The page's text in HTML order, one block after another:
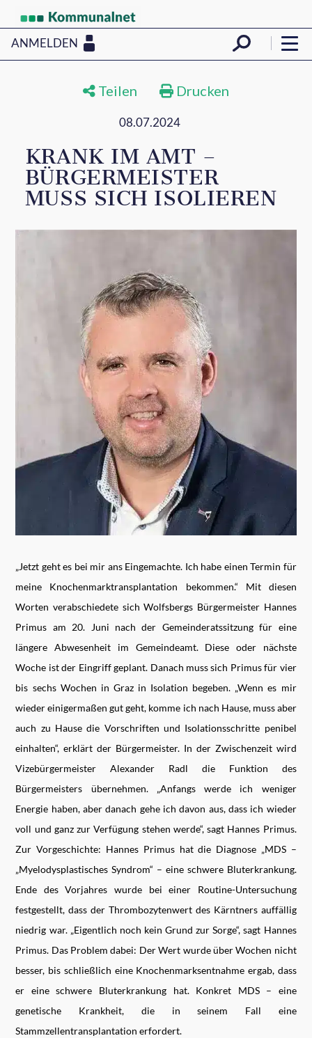
ANMELDEN
Teilen Drucken
08.07.2024
KRANK IM AMT –
BÜRGERMEISTER
MUSS SICH ISOLIEREN
„Jetzt geht es bei mir ans Eingemachte. Ich habe einen Termin für
meine Knochenmarktransplantation bekommen.“ Mit diesen
Worten verabschiedete sich Wolfsbergs Bürgermeister Hannes
Primus am 20. Juni nach der Gemeinderatssitzung für eine
längere Abwesenheit im Gemeindeamt. Diese oder nächste
Woche ist der Eingriff geplant. Danach muss sich Primus für vier
bis sechs Wochen in Graz in Isolation begeben. „Wenn es mir
wieder einigermaßen gut geht, komme ich nach Hause, muss aber
auch zu Hause die Vorschriften und Isolationsschritte penibel
einhalten“, erklärt der Bürgermeister. In der Zwischenzeit wird
Vizebürgermeister Alexander Radl die Funktion des
Bürgermeisters übernehmen. „Anfangs werde ich weniger
Energie haben, aber danach gehe ich davon aus, dass ich wieder
voll und ganz zur Verfügung stehen werde“, sagt Hannes Primus.
Zur Vorgeschichte: Hannes Primus hat die Diagnose „MDS –
„Myelodysplastisches Syndrom“ – eine schwere Bluterkrankung.
Ende des Vorjahres wurde bei einer Routine-Untersuchung
festgestellt, dass der Thrombozytenwert des Kärntners auffällig
niedrig war. „Eigentlich noch kein Grund zur Sorge“, sagt Hannes
Primus. Das Problem dabei: Der Wert wurde über Wochen nicht
besser, bis schließlich eine Knochenmarksentnahme ergab, dass
er eine schwere Bluterkrankung hat. Konkret MDS – eine
genetische Krankheit, die in seinem Fall eine
Stammzellentransplantation erfordert.